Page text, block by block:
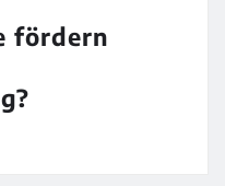
fördern